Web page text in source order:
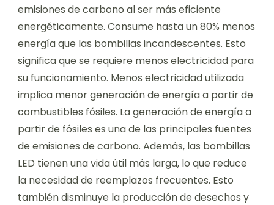
emisiones de carbono al ser más eficiente
energéticamente. Consume hasta un 80% menos
energía que las bombillas incandescentes. Esto
significa que se requiere menos electricidad para
su funcionamiento. Menos electricidad utilizada
implica menor generación de energía a partir de
combustibles fósiles. La generación de energía a
partir de fósiles es una de las principales fuentes
de emisiones de carbono. Además, las bombillas
LED tienen una vida útil más larga, lo que reduce
la necesidad de reemplazos frecuentes. Esto
también disminuye la producción de desechos y